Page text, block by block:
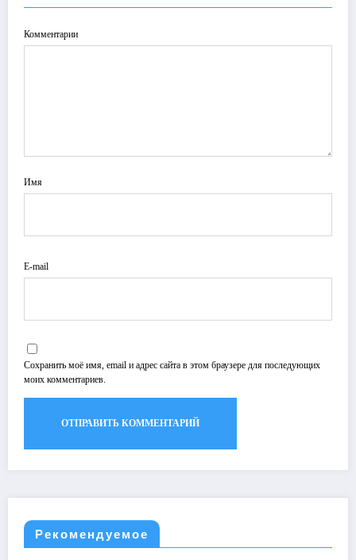
Комментарии
Имя
E-mail
Сохранить моё имя, email и адрес сайта в этом браузере для последующих
моих комментариев.
Рекомендуемое